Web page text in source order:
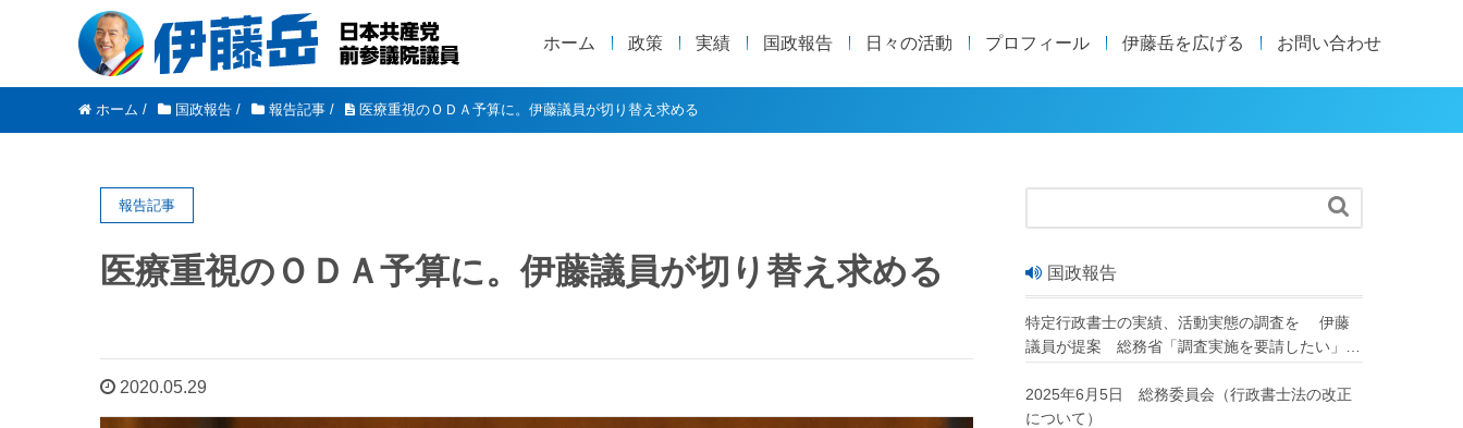
ホーム 政策 実績 国政報告 日々の活動 プロフィール 伊藤岳を広げる お問い合わせ
ホーム / 国政報告 / 報告記事 / 医療重視のＯＤＡ予算に。伊藤議員が切り替え求める
報告記事
医療重視のＯＤＡ予算に。伊藤議員が切り替え求める
2020.05.29

国政報告
特定行政書士の実績、活動実態の調査を 伊藤
議員が提案 総務省「調査実施を要請したい」
2025年6月5日 総務委員会（行政書士法の改正
について）